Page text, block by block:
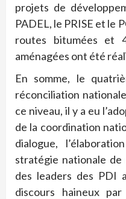
projets de
PADEL, le PRISE et le
routes bitumées et
aménagées ont été
En somme, le
réconciliation
ce niveau, il y a eu
de la coordination
dialogue,
stratégie nationale
des leaders des PDI
discours haineux